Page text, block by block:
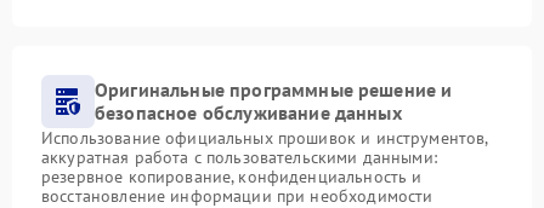
Оригинальные программные решение и
безопасное обслуживание данных
Использование официальных прошивок и инструментов,
аккуратная работа с пользовательскими данными:
резервное копирование, конфиденциальность и
восстановление информации при необходимости